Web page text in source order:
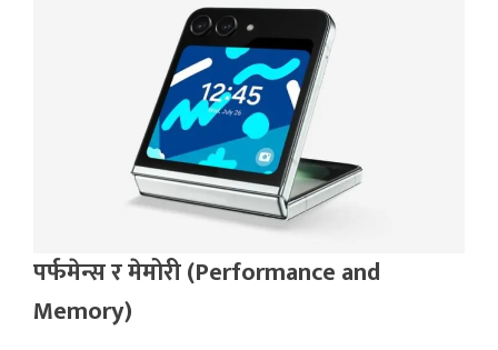
पर्फमेन्स र मेमोरी (Performance and
Memory)